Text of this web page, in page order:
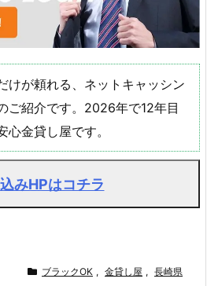
けが頼れる、ネットキャッシン
ご紹介です。2026年で12年目
金貸し屋です。
みHPはコチラ
ブラックOK , 金貸し屋 , 長崎県